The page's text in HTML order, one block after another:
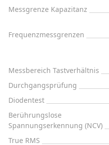
Messgrenze Kapazitanz
Frequenzmessgrenzen
Messbereich Tastverhältnis
Durchgangsprüfung
Diodentest
Berührungslose
Spannungserkennung (NCV)
True RMS